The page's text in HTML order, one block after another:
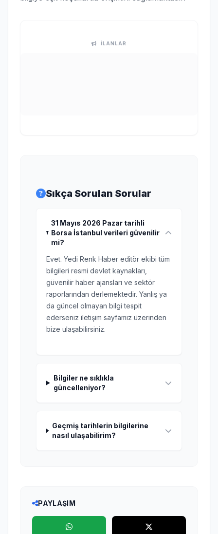
İLANLAR
Sıkça Sorulan Sorular
31 Mayıs 2026 Pazar tarihli
Borsa İstanbul verileri güvenilir
mi?
Evet. Yedi Renk Haber editör ekibi tüm
bilgileri resmi devlet kaynakları,
güvenilir haber ajansları ve sektör
raporlarından derlemektedir. Yanlış ya
da güncel olmayan bilgi tespit
ederseniz iletişim sayfamız üzerinden
bize ulaşabilirsiniz.
Bilgiler ne sıklıkla
güncelleniyor?
Geçmiş tarihlerin bilgilerine
nasıl ulaşabilirim?
PAYLAŞIM